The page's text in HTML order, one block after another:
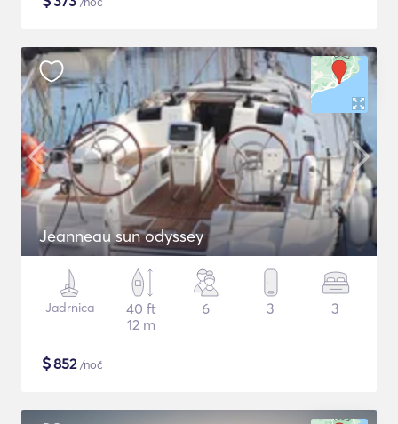
Jeanneau sun odyssey
Jadrnica
40 ft
12 m
6 3 3
$852/noč